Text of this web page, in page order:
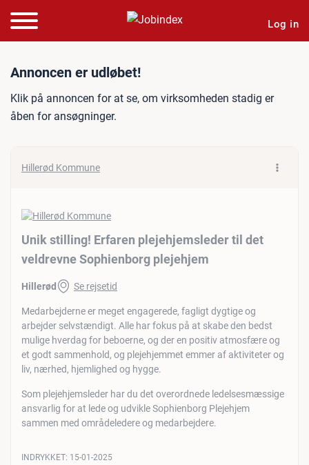
Log in
Jobannonce: Unik stilling!
Annoncen er udløbet!
Klik på annoncen for at se, om virksomheden stadig er
åben for ansøgninger.
Hillerød Kommune
Unik stilling! Erfaren plejehjemsleder til det
veldrevne Sophienborg plejehjem
Hillerød Se rejsetid
Medarbejderne er meget engagerede, fagligt dygtige og
arbejder selvstændigt. Alle har fokus på at skabe den bedst
mulige hverdag for beboerne, og der en positiv atmosfære og
et godt sammenhold, og plejehjemmet emmer af aktiviteter og
liv, nærhed, hjemlighed og hygge.
Som plejehjemsleder har du det overordnede ledelsesmæssige
ansvarlig for at lede og udvikle Sophienborg Plejehjem
sammen med områdeledere og medarbejdere.
INDRYKKET: 15-01-2025